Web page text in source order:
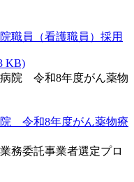
職員（看護職員）採用
KB)
令和8年度がん薬物療